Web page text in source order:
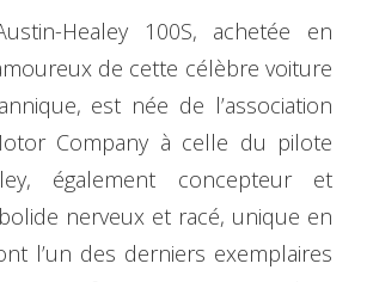
Healey 100S, achetée en
de cette célèbre voiture
est née de l’association
Company à celle du pilote
également concepteur et
nerveux et racé, unique en
l’un des derniers exemplaires